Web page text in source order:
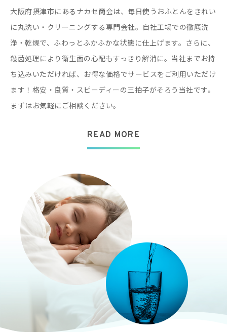
大阪府摂津市にあるナカセ商会は、毎日使うおふとんをきれい
に丸洗い・クリーニングする専門会社。自社工場での徹底洗
浄・乾燥で、ふわっとふかふかな状態に仕上げます。さらに、
殺菌処理により衛生面の心配もすっきり解消に。当社までお持
ち込みいただければ、お得な価格でサービスをご利用いただけ
ます！格安・良質・スピーディーの三拍子がそろう当社です。
まずはお気軽にご相談ください。
READ MORE